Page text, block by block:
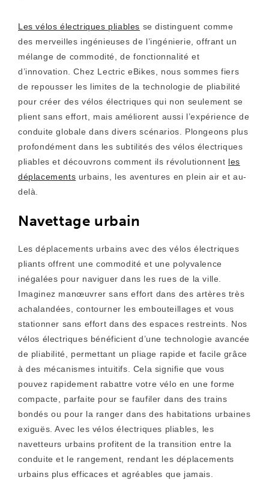
Les vélos électriques pliables se distinguent comme
des merveilles ingénieuses de l’ingénierie, offrant un
mélange de commodité, de fonctionnalité et
d’innovation. Chez Lectric eBikes, nous sommes fiers
de repousser les limites de la technologie de pliabilité
pour créer des vélos électriques qui non seulement se
plient sans effort, mais améliorent aussi l’expérience de
conduite globale dans divers scénarios. Plongeons plus
profondément dans les subtilités des vélos électriques
pliables et découvrons comment ils révolutionnent les
déplacements urbains, les aventures en plein air et au-
delà.
Navettage urbain
Les déplacements urbains avec des vélos électriques
pliants offrent une commodité et une polyvalence
inégalées pour naviguer dans les rues de la ville.
Imaginez manœuvrer sans effort dans des artères très
achalandées, contourner les embouteillages et vous
stationner sans effort dans des espaces restreints. Nos
vélos électriques bénéficient d’une technologie avancée
de pliabilité, permettant un pliage rapide et facile grâce
à des mécanismes intuitifs. Cela signifie que vous
pouvez rapidement rabattre votre vélo en une forme
compacte, parfaite pour se faufiler dans des trains
bondés ou pour la ranger dans des habitations urbaines
exiguës. Avec les vélos électriques pliables, les
navetteurs urbains profitent de la transition entre la
conduite et le rangement, rendant les déplacements
urbains plus efficaces et agréables que jamais.